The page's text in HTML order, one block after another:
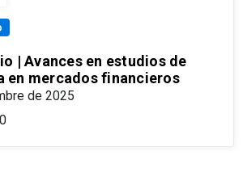
| Avances en estudios de
en mercados financieros
de 2025